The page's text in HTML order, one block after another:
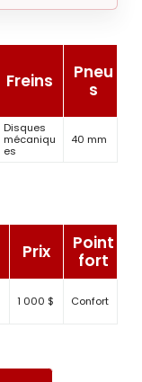
Freins
Pneu
s
Disques
mécaniqu
es
40 mm
Prix
Point
fort
1 000 $ Confort